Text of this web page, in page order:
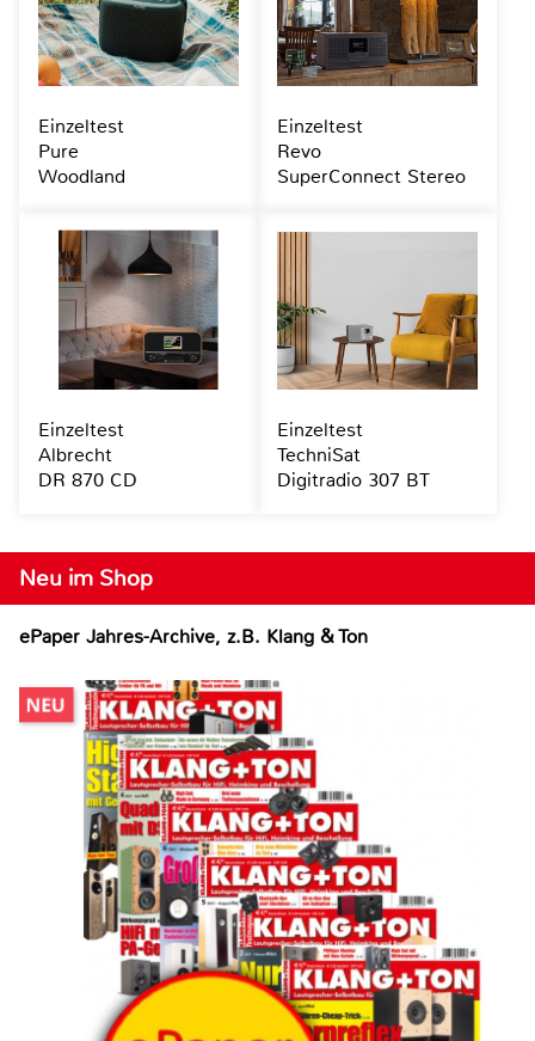
Neu im Shop
ePaper Jahres-Archive, z.B. Klang & Ton
Einzeltest
Pure
Woodland
Einzeltest
Revo
SuperConnect Stereo
Einzeltest
Albrecht
DR 870 CD
Einzeltest
TechniSat
Digitradio 307 BT